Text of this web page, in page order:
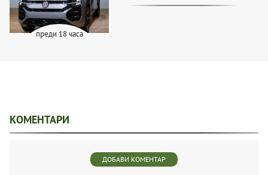
преди 18 часа
КОМЕНТАРИ
ДОБАВИ КОМЕНТАР